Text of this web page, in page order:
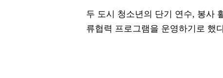
두 도시 청소년의 단기 연수, 봉사
류협력 프로그램을 운영하기로 했